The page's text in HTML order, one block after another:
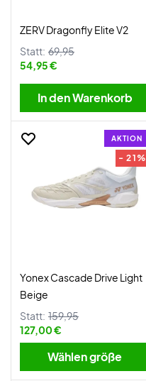
ZERV Dragonfly Elite V2
Statt: 69,95
54,95 €
In den Warenkorb
AKTION
- 21%
Yonex Cascade Drive Light
Beige
Statt: 159,95
127,00 €
Wählen größe